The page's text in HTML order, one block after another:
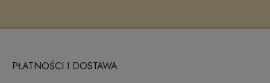
PŁATNOŚCI I DOSTAWA